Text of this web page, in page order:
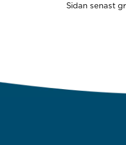
Sidan senast